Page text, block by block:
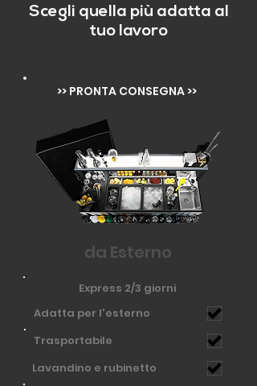
Scegli quella più adatta al
tuo lavoro
>> PRONTA CONSEGNA >>
da Esterno
Express 2/3 giorni
Adatta per l'esterno
Trasportabile
Lavandino e rubinetto